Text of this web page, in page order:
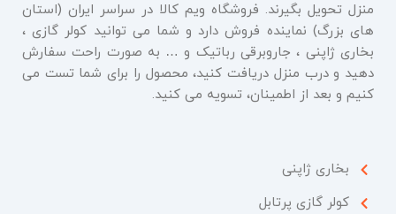
منزل تحویل بگیرند. فروشگاه ویم کالا در سراسر ایران (استان
های بزرگ) نماینده فروش دارد و شما می توانید کولر گازی ،
بخاری ژاپنی ، جاروبرقی رباتیک و … به صورت راحت سفارش
دهید و درب منزل دریافت کنید، محصول را برای شما تست می
کنیم و بعد از اطمینان، تسویه می کنید.
بخاری ژاپنی
کولر گازی پرتابل